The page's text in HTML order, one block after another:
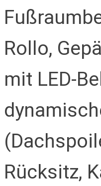
Rollo,
mit LED-
Rücksitz,